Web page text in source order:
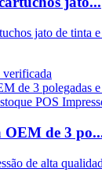
jato de tinta
OEM de 3
de alta